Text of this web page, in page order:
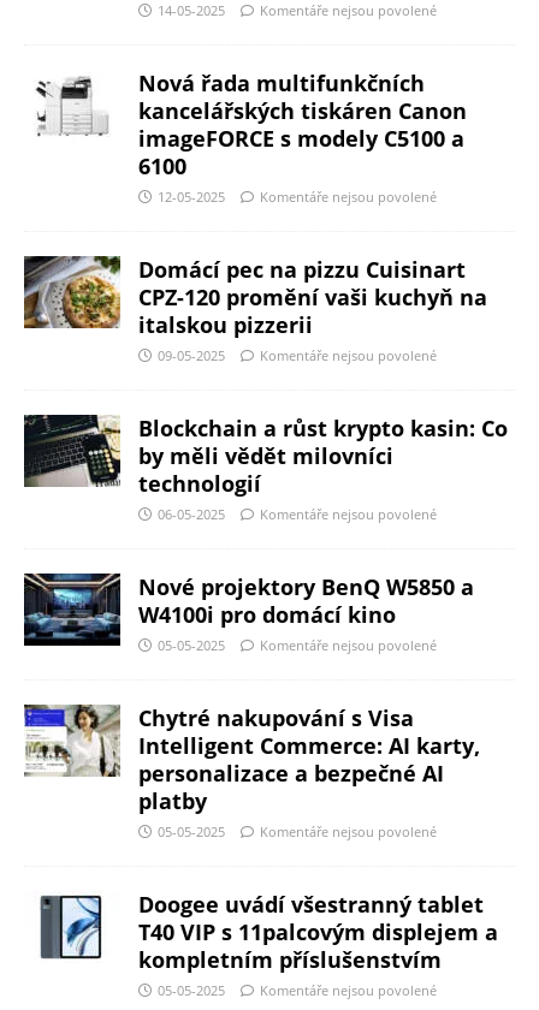
14-05-2025 Komentáře nejsou povolené
Nová řada multifunkčních
kancelářských tiskáren Canon
imageFORCE s modely C5100 a
6100
12-05-2025 Komentáře nejsou povolené
Domácí pec na pizzu Cuisinart
CPZ-120 promění vaši kuchyň na
italskou pizzerii
09-05-2025 Komentáře nejsou povolené
Blockchain a růst krypto kasin: Co
by měli vědět milovníci
technologií
06-05-2025 Komentáře nejsou povolené
Nové projektory BenQ W5850 a
W4100i pro domácí kino
05-05-2025 Komentáře nejsou povolené
Chytré nakupování s Visa
Intelligent Commerce: AI karty,
personalizace a bezpečné AI
platby
05-05-2025 Komentáře nejsou povolené
Doogee uvádí všestranný tablet
T40 VIP s 11palcovým displejem a
kompletním příslušenstvím
05-05-2025 Komentáře nejsou povolené